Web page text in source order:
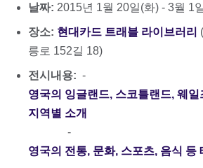
날짜: 2015년 1월 20일(화) - 3월 1
장소: 현대카드 트래블 라이브러리
릉로 152길 18)
전시내용: -
영국의 잉글랜드, 스코틀랜드, 웨
지역별 소개
-
영국의 전통, 문화, 스포츠, 음식 등